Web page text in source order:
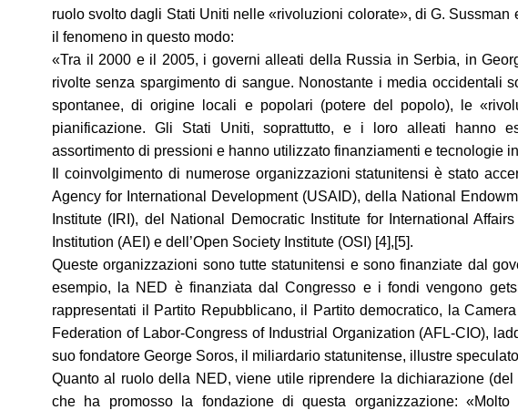
ruolo svolto dagli Stati Uniti nelle «rivoluzioni colorate», di G.
il fenomeno in questo modo:
«Tra il 2000 e il 2005, i governi alleati della Russia in Serbia, in
rivolte senza spargimento di sangue. Nonostante i media occidentali
spontanee, di origine locali e popolari (potere del popolo), le
pianificazione. Gli Stati Uniti, soprattutto, e i loro alleati hanno
assortimento di pressioni e hanno utilizzato finanziamenti e tecnologie
Il coinvolgimento di numerose organizzazioni statunitensi è stato
Agency for International Development (USAID), della National
Institute (IRI), del National Democratic Institute for International
Institution (AEI) e dell’Open Society Institute (OSI) [4],[5].
Queste organizzazioni sono tutte statunitensi e sono finanziate dal
esempio, la NED è finanziata dal Congresso e i fondi vengono
rappresentati il Partito Repubblicano, il Partito democratico, la
Federation of Labor-Congress of Industrial Organization (AFL-CIO),
suo fondatore George Soros, il miliardario statunitense, illustre
Quanto al ruolo della NED, viene utile riprendere la dichiarazione
che ha promosso la fondazione di questa organizzazione: